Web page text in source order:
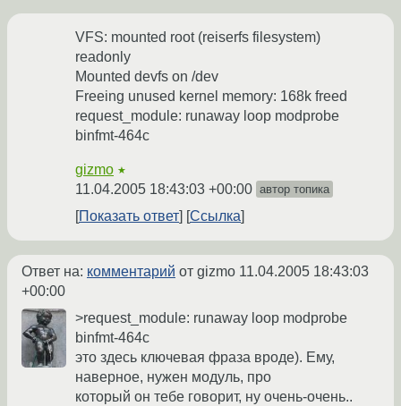
VFS: mounted root (reiserfs filesystem)
readonly
Mounted devfs on /dev
Freeing unused kernel memory: 168k freed
request_module: runaway loop modprobe
binfmt-464c
gizmo ★
11.04.2005 18:43:03 +00:00 автор топика
Показать ответ Ссылка
Ответ на: комментарий от gizmo 11.04.2005 18:43:03
+00:00
>request_module: runaway loop modprobe
binfmt-464c
это здесь ключевая фраза вроде). Ему,
наверное, нужен модуль, про
который он тебе говорит, ну очень-очень..